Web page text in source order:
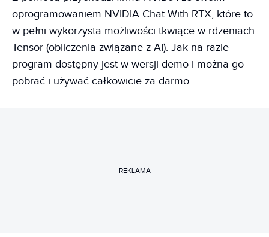
oprogramowaniem NVIDIA Chat With RTX, które to
w pełni wykorzysta możliwości tkwiące w rdzeniach
Tensor (obliczenia związane z AI). Jak na razie
program dostępny jest w wersji demo i można go
pobrać i używać całkowicie za darmo.
REKLAMA